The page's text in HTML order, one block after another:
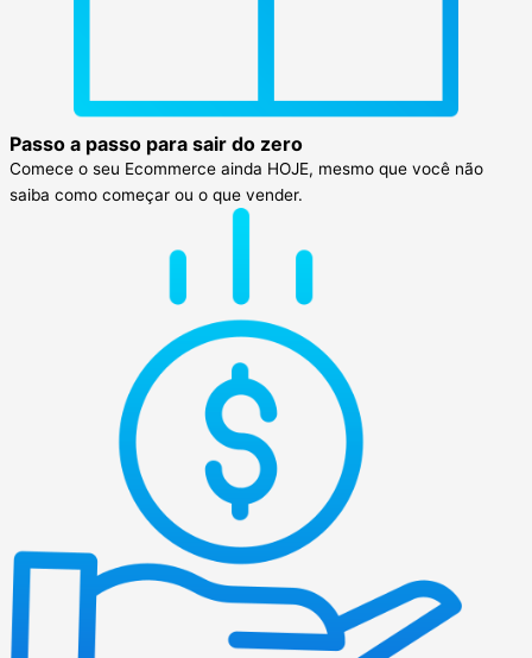
Passo a passo para sair do zero
Comece o seu Ecommerce ainda HOJE, mesmo que você não
saiba como começar ou o que vender.